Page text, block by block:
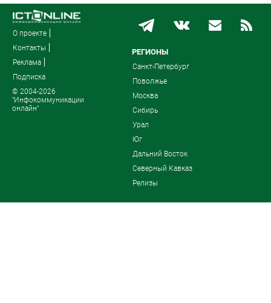
О проекте
Контакты
Реклама
Подписка
© 2004-2026
"Инфокоммуникации
онлайн"
РЕГИОНЫ
Санкт-Петербург
Поволжье
Москва
Сибирь
Урал
Юг
Дальний Восток
Северный Кавказ
Релизы